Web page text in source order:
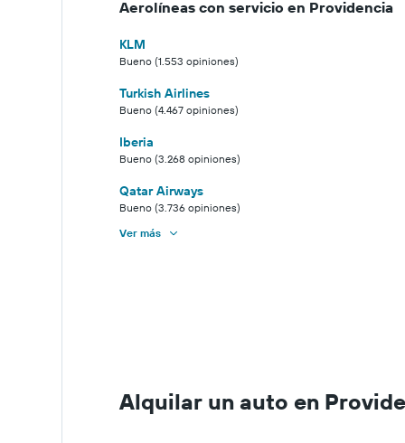
Aerolíneas con servicio en Providencia
KLM
Bueno (1.553 opiniones)
Turkish Airlines
Bueno (4.467 opiniones)
Iberia
Bueno (3.268 opiniones)
Qatar Airways
Bueno (3.736 opiniones)
Ver más
Alquilar un auto en